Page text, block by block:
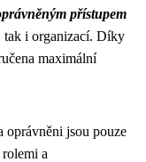
přístupem
tak i organizací. Díky
maximální
oprávněni jsou pouze
a